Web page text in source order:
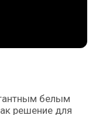
белым
решение для